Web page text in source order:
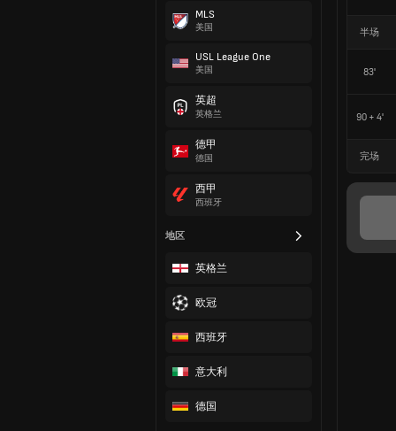
MLS
美国
USL League One
美国
英超
英格兰
德甲
德国
西甲
西班牙
地区
英格兰
欧冠
西班牙
意大利
德国
半场
83'
90 + 4'
完场